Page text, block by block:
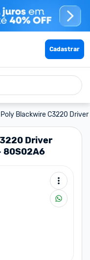
Cadastrar
Blackwire C3220
Driver
80S02A6